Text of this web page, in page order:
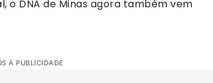
o DNA de Minas agora também vem
A PUBLICIDADE